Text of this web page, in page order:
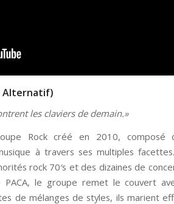
Alternatif)
les claviers de demain.»
Rock créé en 2010, composé
à travers ses multiples
rock 70′s et des dizaines de
PACA, le groupe remet le couvert
de mélanges de styles, ils marient